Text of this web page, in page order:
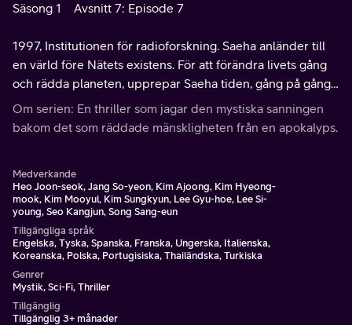
Säsong 1 Avsnitt 7: Episode 7
1997, Institutionen för radioforskning. Saeha anländer till
en värld före Nätets existens. För att förändra livets gång
och rädda planeten, upprepar Saeha tiden, gång på gång.
Kommer han att lyckas?
Om serien: En thriller som jagar den mystiska sanningen
bakom det som räddade mänskligheten från en apokalyps.
Medverkande
Heo Joon-seok, Jang So-yeon, Kim Ajoong, Kim Hyeong-
mook, Kim Mooyul, Kim Sungkyun, Lee Gyu-hoe, Lee Si-
young, Seo Kangjun, Song Sang-eun
Tillgängliga språk
Engelska, Tyska, Spanska, Franska, Ungerska, Italienska,
Koreanska, Polska, Portugisiska, Thailändska, Turkiska
Genrer
Mystik, Sci-Fi, Thriller
Tillgänglig
Tillgänglig 3+ månader